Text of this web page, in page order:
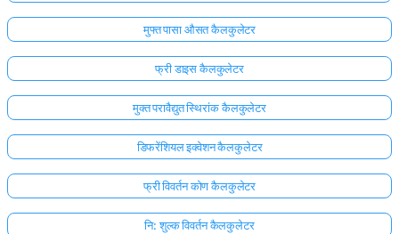
मुफ्त पासा औसत कैलकुलेटर
फ्री डाइस कैलकुलेटर
मुक्त परावैद्युत स्थिरांक कैलकुलेटर
डिफरेंशियल इक्वेशन कैलकुलेटर
फ्री विवर्तन कोण कैलकुलेटर
नि: शुल्क विवर्तन कैलकुलेटर